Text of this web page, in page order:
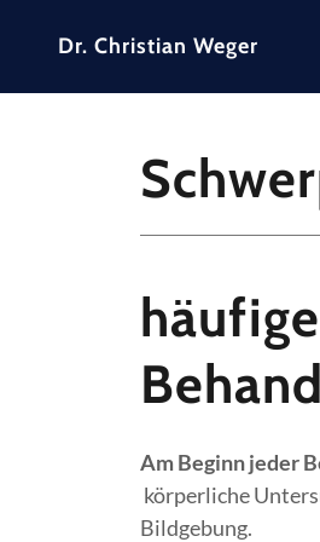
Dr. Christian Weger
Am Beginn jeder
körperliche
Bildgebung.